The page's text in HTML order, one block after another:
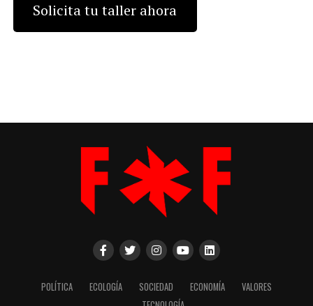
Solicita tu taller ahora
POLÍTICA ECOLOGÍA SOCIEDAD ECONOMÍA
VALORES